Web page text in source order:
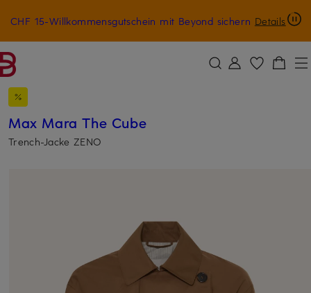
ZUM HAUPTINHALT ÜBERSPRINGEN ZUM SUCHFELD ÜBERSPRINGEN
CHF 15-Willkommensgutschein mit Beyond sichern Details
Max Mara The Cube
Trench-Jacke ZENO